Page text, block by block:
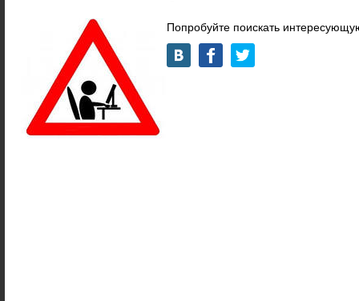
Попробуйте поискать